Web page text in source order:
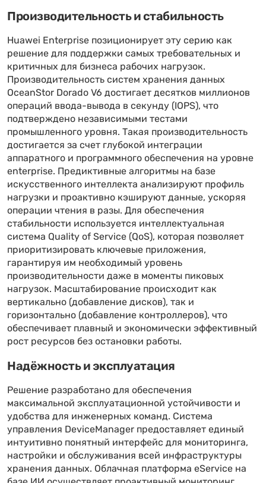
Производительность и стабильность
Huawei Enterprise позиционирует эту серию как
решение для поддержки самых требовательных и
критичных для бизнеса рабочих нагрузок.
Производительность систем хранения данных
OceanStor Dorado V6 достигает десятков миллионов
операций ввода-вывода в секунду (IOPS), что
подтверждено независимыми тестами
промышленного уровня. Такая производительность
достигается за счет глубокой интеграции
аппаратного и программного обеспечения на уровне
enterprise. Предиктивные алгоритмы на базе
искусственного интеллекта анализируют профиль
нагрузки и проактивно кэшируют данные, ускоряя
операции чтения в разы. Для обеспечения
стабильности используется интеллектуальная
система Quality of Service (QoS), которая позволяет
приоритизировать ключевые приложения,
гарантируя им необходимый уровень
производительности даже в моменты пиковых
нагрузок. Масштабирование происходит как
вертикально (добавление дисков), так и
горизонтально (добавление контроллеров), что
обеспечивает плавный и экономически эффективный
рост ресурсов без остановки работы.
Надёжность и эксплуатация
Решение разработано для обеспечения
максимальной эксплуатационной устойчивости и
удобства для инженерных команд. Система
управления DeviceManager предоставляет единый
интуитивно понятный интерфейс для мониторинга,
настройки и обслуживания всей инфраструктуры
хранения данных. Облачная платформа eService на